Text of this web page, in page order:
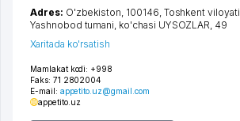
Mamlakat kodi: +998
Faks: 71 2802004
E-mail: appetito.uz@gmail.com
appetito.uz
Adres: O'zbekiston, 100146, Toshkent viloyati
Yashnobod tumani ko'chasi UYSOZLAR , 49
Xaritada ko'rsatish